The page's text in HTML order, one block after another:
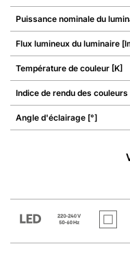
Puissance nominale du
Flux lumineux du luminaire
Température de couleur [K]
Indice de rendu des couleurs
Angle d'éclairage [°]